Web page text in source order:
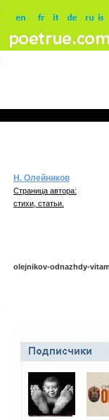
Н. Олейников
Страница автора:
стихи, статьи.
olejnikov-odnazhdy-